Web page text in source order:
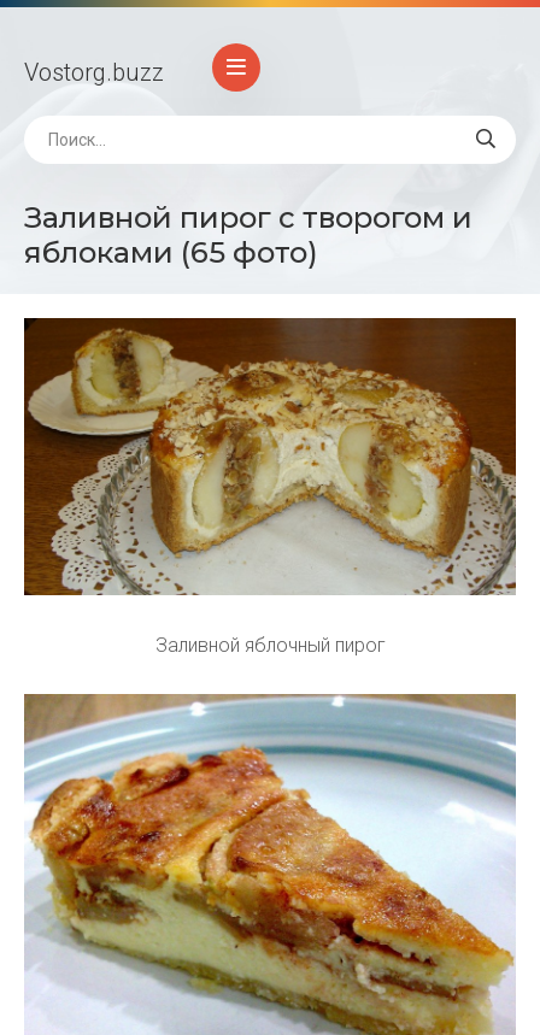
Vostorg.buzz
Заливной пирог с творогом и
яблоками (65 фото)
Заливной яблочный пирог